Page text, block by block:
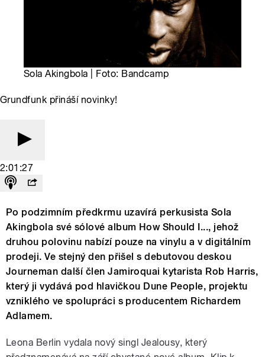
Sola Akingbola | Foto: Bandcamp
Grundfunk přináší novinky!
2:01:27
Po podzimním předkrmu uzavírá perkusista Sola
Akingbola své sólové album How Should I..., jehož
druhou polovinu nabízí pouze na vinylu a v digitálním
prodeji. Ve stejný den přišel s debutovou deskou
Journeman další člen Jamiroquai kytarista Rob Harris,
který ji vydává pod hlavičkou Dune People, projektu
vzniklého ve spolupráci s producentem Richardem
Adlamem.
Leona Berlin vydala nový singl Jealousy, který